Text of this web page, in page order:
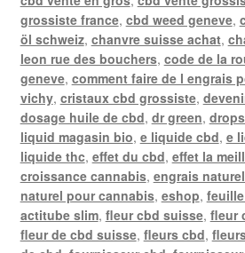
grossiste france, cbd weed geneve,
öl schweiz, chanvre suisse achat,
leon rue des bouchers, code de la
geneve, comment faire de l engrais
vichy, cristaux cbd grossiste,
dosage huile de cbd, dr green,
liquid magasin bio, e liquide cbd, e
liquide thc, effet du cbd, effet la
croissance cannabis, engrais
naturel pour cannabis, eshop,
actitube slim, fleur cbd suisse, fleur
fleur de cbd suisse, fleurs cbd,